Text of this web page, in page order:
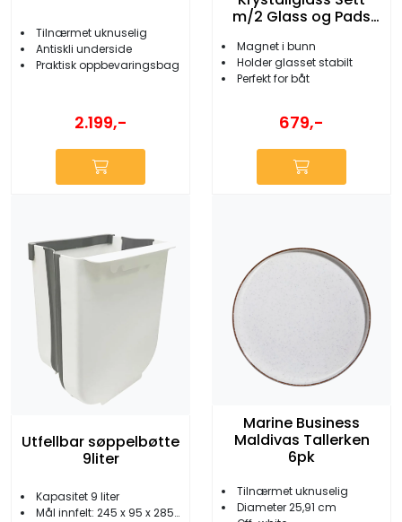
Tilnærmet uknuselig
Antiskli underside
Praktisk oppbevaringsbag
2.199,-
m/2 Glass og Pads
Magnet i bunn
Holder glasset stabilt
Perfekt for båt
679,-
Utfellbar søppelbøtte
9liter
Kapasitet 9 liter
Mål innfelt: 245 x 95 x 285 mm
Marine Business
Maldivas Tallerken
6pk
Tilnærmet uknuselig
Diameter 25,91 cm